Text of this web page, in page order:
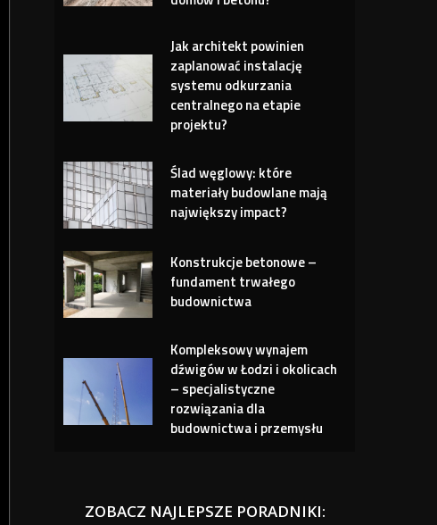
Jak architekt powinien
zaplanować instalację
systemu odkurzania
centralnego na etapie
projektu?
Ślad węglowy: które
materiały budowlane mają
największy impact?
Konstrukcje betonowe –
fundament trwałego
budownictwa
Kompleksowy wynajem
dźwigów w Łodzi i okolicach
– specjalistyczne
rozwiązania dla
budownictwa i przemysłu
ZOBACZ NAJLEPSZE PORADNIKI: